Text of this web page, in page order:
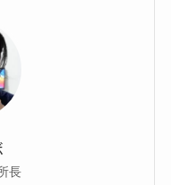
長